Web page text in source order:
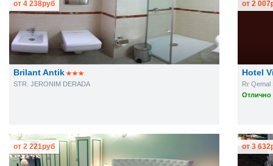
Brilant Antik
STR. JERONIM DERADA
от 4 238руб
Hotel
Rr Qemal
Отлично
от 2 007
от 2 221руб от 3 632